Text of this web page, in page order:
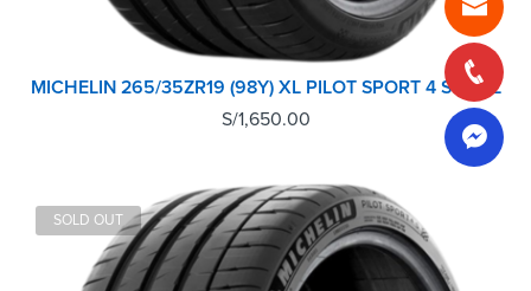
MICHELIN 265/35ZR19 (98Y) XL PILOT SPORT 4 S MI TL
S/1,650.00
SOLD OUT